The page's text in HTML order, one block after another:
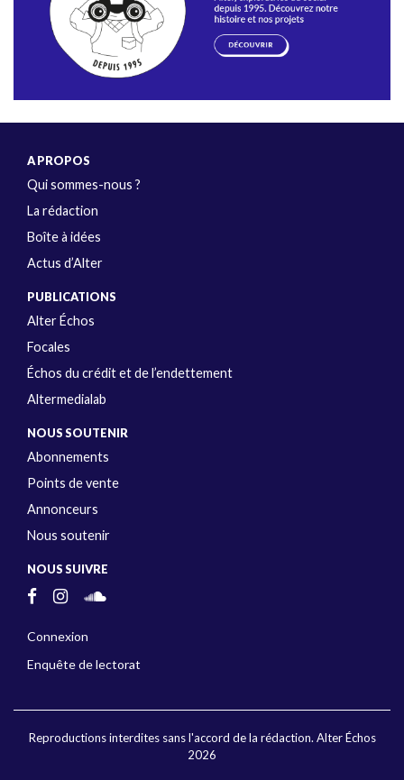
A PROPOS
Qui sommes-nous ?
La rédaction
Boîte à idées
Actus d’Alter
PUBLICATIONS
Alter Échos
Focales
Échos du crédit et de l’endettement
Altermedialab
NOUS SOUTENIR
Abonnements
Points de vente
Annonceurs
Nous soutenir
NOUS SUIVRE
Connexion
Enquête de lectorat
Reproductions interdites sans l'accord de la rédaction. Alter Échos
2026